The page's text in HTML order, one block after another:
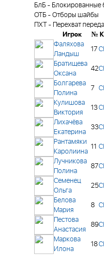
БлБ - Блокированные
ОТБ - Отборы шайбы
ПХТ -
Перехват
Игрок
№
Фаляхова
Ландыш
17
Братищева
Оксана
42
Болгарева
Полина
7
Кулишова
Виктория
13
Лихачёва
Екатерина
33
Рантамяки
Каролиина
11
Лучникова
Полина
87
Семенец
Ольга
25
Белова
Мария
8
Пестова
Анастасия
89
Маркова
Илона
18